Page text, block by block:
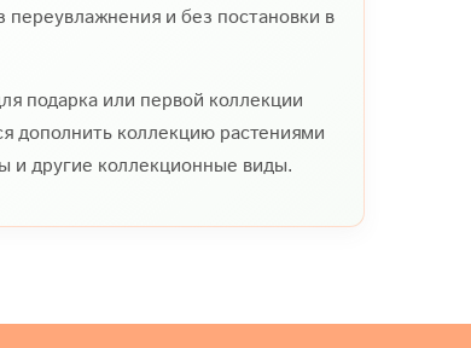
и без постановки в
подарка или первой коллекции
дополнить коллекцию растениями
и другие коллекционные виды.